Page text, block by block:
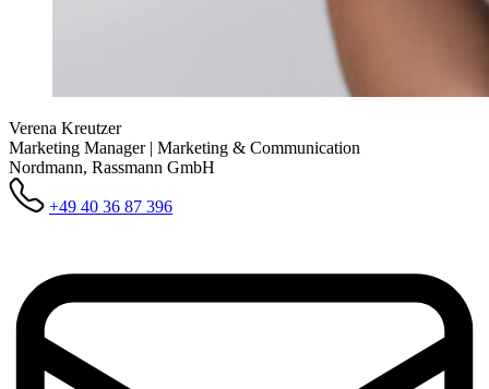
Verena Kreutzer
Marketing Manager | Marketing & Communication
Nordmann, Rassmann GmbH
+49 40 36 87 396